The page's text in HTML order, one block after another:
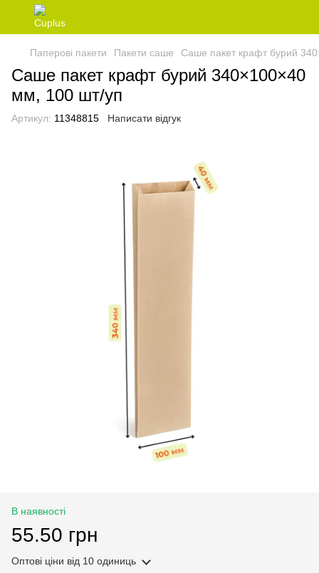
Паперові пакети Пакети саше Саше пакет крафт бурий
Саше пакет крафт бурий 340×100×40
мм, 100 шт/уп
Артикул: 11348815 Написати відгук
В наявності
55.50 грн
Оптові ціни від 10 одиниць